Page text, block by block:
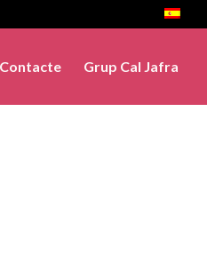
Contacte Grup Cal Jafra